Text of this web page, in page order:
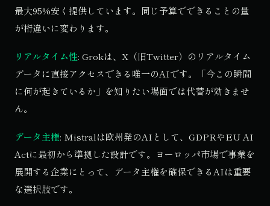
最大95%安く提供しています。同じ予算でできることの量
が桁違いに変わります。
リアルタイム性: Grokは、X（旧Twitter）のリアルタイム
データに直接アクセスできる唯一のAIです。「今この瞬間
に何が起きているか」を知りたい場面では代替が効きませ
ん。
データ主権: Mistralは欧州発のAIとして、GDPRやEU AI
Actに最初から準拠した設計です。ヨーロッパ市場で事業を
展開する企業にとって、データ主権を確保できるAIは重要
な選択肢です。